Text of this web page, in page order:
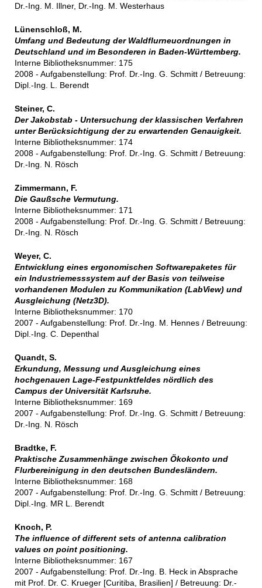
Dr.-Ing. M. Illner, Dr.-Ing. M. Westerhaus
Lünenschloß, M.
Umfang und Bedeutung der Waldflurneuordnungen in
Deutschland und im Besonderen in Baden-Württemberg.
Interne Bibliotheksnummer: 175
2008 - Aufgabenstellung: Prof. Dr.-Ing. G. Schmitt / Betreuung:
Dipl.-Ing. L. Berendt
Steiner, C.
Der Jakobstab - Untersuchung der klassischen Verfahren
unter Berücksichtigung der zu erwartenden Genauigkeit.
Interne Bibliotheksnummer: 174
2008 - Aufgabenstellung: Prof. Dr.-Ing. G. Schmitt / Betreuung:
Dr.-Ing. N. Rösch
Zimmermann, F.
Die Gaußsche Vermutung.
Interne Bibliotheksnummer: 171
2008 - Aufgabenstellung: Prof. Dr.-Ing. G. Schmitt / Betreuung:
Dr.-Ing. N. Rösch
Weyer, C.
Entwicklung eines ergonomischen Softwarepaketes für
ein Industriemesssystem auf der Basis von teilweise
vorhandenen Modulen zu Kommunikation (LabView) und
Ausgleichung (Netz3D).
Interne Bibliotheksnummer: 170
2007 - Aufgabenstellung: Prof. Dr.-Ing. M. Hennes / Betreuung:
Dipl.-Ing. C. Depenthal
Quandt, S.
Erkundung, Messung und Ausgleichung eines
hochgenauen Lage-Festpunktfeldes nördlich des
Campus der Universität Karlsruhe.
Interne Bibliotheksnummer: 169
2007 - Aufgabenstellung: Prof. Dr.-Ing. G. Schmitt / Betreuung:
Dr.-Ing. N. Rösch
Bradtke, F.
Praktische Zusammenhänge zwischen Ökokonto und
Flurbereinigung in den deutschen Bundesländern.
Interne Bibliotheksnummer: 168
2007 - Aufgabenstellung: Prof. Dr.-Ing. G. Schmitt / Betreuung:
Dipl.-Ing. MR L. Berendt
Knoch, P.
The influence of different sets of antenna calibration
values on point positioning.
Interne Bibliotheksnummer: 167
2007 - Aufgabenstellung: Prof. Dr.-Ing. B. Heck in Absprache
mit Prof. Dr. C. Krueger [Curitiba, Brasilien] / Betreuung: Dr.-